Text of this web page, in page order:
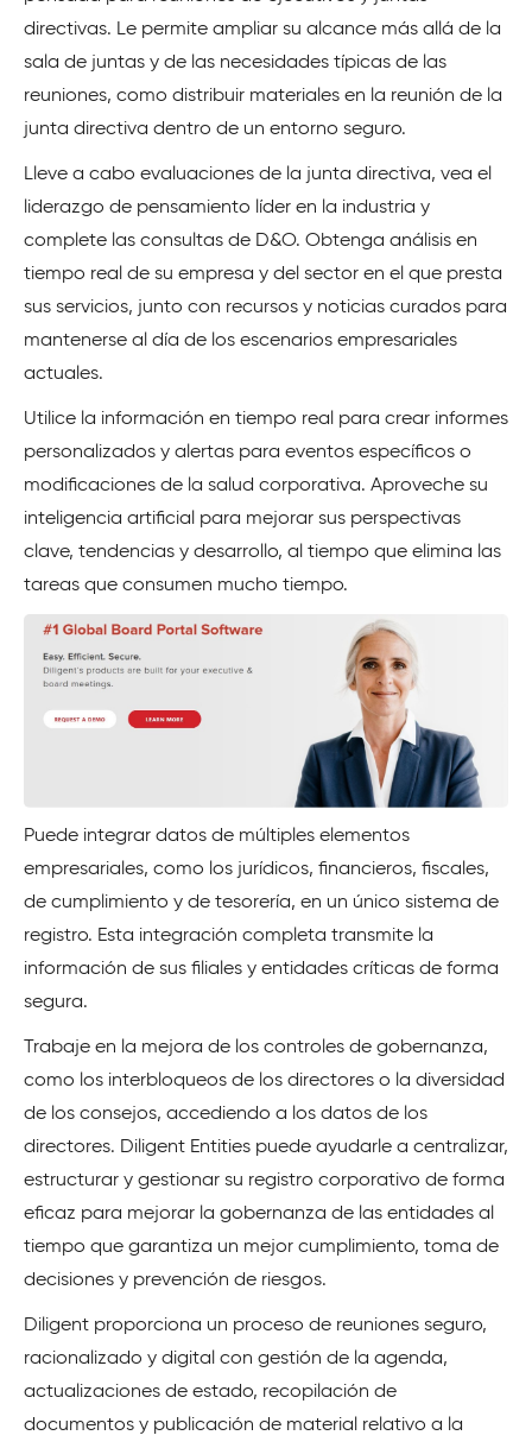
directivas. Le permite ampliar su alcance más allá de la
sala de juntas y de las necesidades típicas de las
reuniones, como distribuir materiales en la reunión de la
junta directiva dentro de un entorno seguro.
Lleve a cabo evaluaciones de la junta directiva, vea el
liderazgo de pensamiento líder en la industria y
complete las consultas de D&O. Obtenga análisis en
tiempo real de su empresa y del sector en el que presta
sus servicios, junto con recursos y noticias curados para
mantenerse al día de los escenarios empresariales
actuales.
Utilice la información en tiempo real para crear informes
personalizados y alertas para eventos específicos o
modificaciones de la salud corporativa. Aproveche su
inteligencia artificial para mejorar sus perspectivas
clave, tendencias y desarrollo, al tiempo que elimina las
tareas que consumen mucho tiempo.
Puede integrar datos de múltiples elementos
empresariales, como los jurídicos, financieros, fiscales,
de cumplimiento y de tesorería, en un único sistema de
registro. Esta integración completa transmite la
información de sus filiales y entidades críticas de forma
segura.
Trabaje en la mejora de los controles de gobernanza,
como los interbloqueos de los directores o la diversidad
de los consejos, accediendo a los datos de los
directores. Diligent Entities puede ayudarle a centralizar,
estructurar y gestionar su registro corporativo de forma
eficaz para mejorar la gobernanza de las entidades al
tiempo que garantiza un mejor cumplimiento, toma de
decisiones y prevención de riesgos.
Diligent proporciona un proceso de reuniones seguro,
racionalizado y digital con gestión de la agenda,
actualizaciones de estado, recopilación de
documentos y publicación de material relativo a la